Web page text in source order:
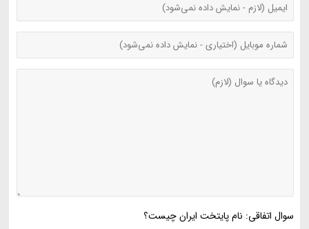
سوال اتفاقی: نام پایتخت ایران چیست؟